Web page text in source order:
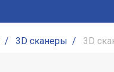
/ 3D сканеры / 3D